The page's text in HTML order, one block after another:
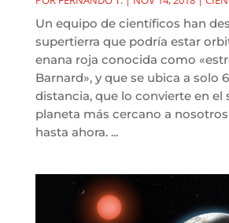
Un equipo de científicos han
supertierra que podría estar
enana roja conocida como
Barnard», y que se ubica a solo
distancia, que lo convierte en el
planeta más cercano a
hasta ahora. ...